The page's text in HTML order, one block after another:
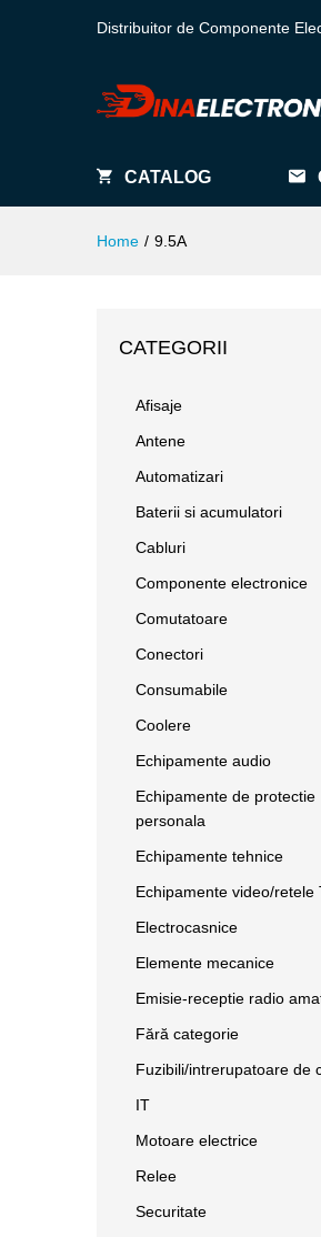
Distribuitor de Componente
CATALOG
Home / 9.5A
CATEGORII
Afisaje
Antene
Automatizari
Baterii si acumulatori
Cabluri
Componente electronice
Comutatoare
Conectori
Consumabile
Coolere
Echipamente audio
Echipamente de protectie
personala
Echipamente tehnice
Echipamente video/retele
Electrocasnice
Elemente mecanice
Emisie-receptie radio
Fără categorie
Fuzibili/intrerupatoare de
IT
Motoare electrice
Relee
Securitate